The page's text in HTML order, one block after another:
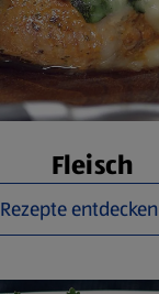
Fleisch
Rezepte entdecken